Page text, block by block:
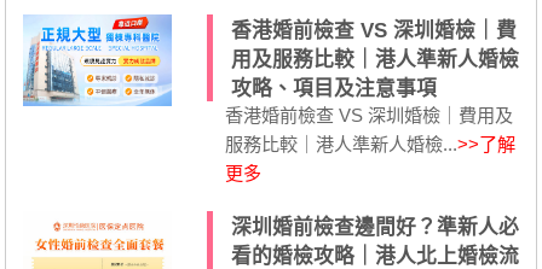
香港婚前檢查 VS 深圳婚檢｜費
用及服務比較｜港人準新人婚檢
攻略、項目及注意事項
香港婚前檢查 VS 深圳婚檢｜費用及
服務比較｜港人準新人婚檢...>>了解
更多
深圳婚前檢查邊間好？準新人必
看的婚檢攻略｜港人北上婚檢流